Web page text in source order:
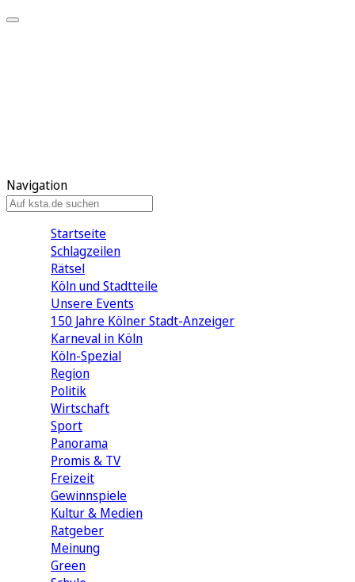
Navigation
Startseite
Schlagzeilen
Rätsel
Köln und Stadtteile
Unsere Events
150 Jahre Kölner Stadt-Anzeiger
Karneval in Köln
Köln-Spezial
Region
Politik
Wirtschaft
Sport
Panorama
Promis & TV
Freizeit
Gewinnspiele
Kultur & Medien
Ratgeber
Meinung
Green